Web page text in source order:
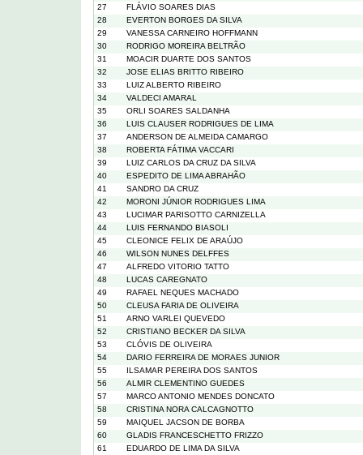
27
FLÁVIO SOARES DIAS
28
EVERTON BORGES DA SILVA
29
VANESSA CARNEIRO HOFFMANN
30
RODRIGO MOREIRA BELTRÃO
31
MOACIR DUARTE DOS SANTOS
32
JOSE ELIAS BRITTO RIBEIRO
33
LUIZ ALBERTO RIBEIRO
34
VALDECI AMARAL
35
ORLI SOARES SALDANHA
36
LUIS CLAUSER RODRIGUES DE LIMA
37
ANDERSON DE ALMEIDA CAMARGO
38
ROBERTA FÁTIMA VACCARI
39
LUIZ CARLOS DA CRUZ DA SILVA
40
ESPEDITO DE LIMA ABRAHÃO
41
SANDRO DA CRUZ
42
MORONI JÚNIOR RODRIGUES LIMA
43
LUCIMAR PARISOTTO CARNIZELLA
44
LUIS FERNANDO BIASOLI
45
CLEONICE FELIX DE ARAÚJO
46
WILSON NUNES DELFFES
47
ALFREDO VITORIO TATTO
48
LUCAS CAREGNATO
49
RAFAEL NEQUES MACHADO
50
CLEUSA FARIA DE OLIVEIRA
51
ARNO VARLEI QUEVEDO
52
CRISTIANO BECKER DA SILVA
53
CLÓVIS DE OLIVEIRA
54
DARIO FERREIRA DE MORAES JUNIOR
55
ILSAMAR PEREIRA DOS SANTOS
56
ALMIR CLEMENTINO GUEDES
57
MARCO ANTONIO MENDES DONCATO
58
CRISTINA NORA CALCAGNOTTO
59
MAIQUEL JACSON DE BORBA
60
GLADIS FRANCESCHETTO FRIZZO
61
EDUARDO DE LIMA DA SILVA